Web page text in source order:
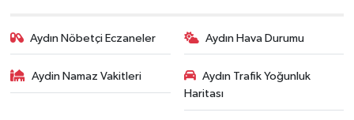
Aydın Nöbetçi Eczaneler Aydın Hava Durumu
Aydin Namaz Vakitleri
Aydın Trafik Yoğunluk
Haritası